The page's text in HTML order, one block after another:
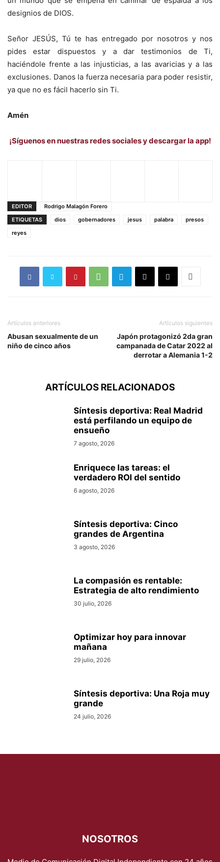
designios de DIOS.
Señor JESÚS, Tú te has entregado por nosotros y nos
pides estar dispuestos y a dar testimonios de Ti,
haciéndole frente a las injusticias, a las avaricias y a las
exclusiones. Danos la fuerza necesaria para poder resistir,
ya que no es fácil hacerlo sin Ti.
Amén
¡Síguenos en nuestras redes sociales y descargar la app!
EDITOR
Rodrigo Malagón Forero
ETIQUETAS
dios gobernadores jesus palabra
presos
reyes
Artículos anteriores
Abusan sexualmente de un
niño de cinco años
Artículos siguientes
Japón protagonizó 2da gran
campanada de Catar 2022 al
derrotar a Alemania 1-2
ARTÍCULOS RELACIONADOS
Síntesis deportiva: Real Madrid
está perfilando un equipo de
ensueño
7 agosto, 2026
Enriquece las tareas: el
verdadero ROI del sentido
6 agosto, 2026
Síntesis deportiva: Cinco
grandes de Argentina
3 agosto, 2026
La compasión es rentable:
Estrategia de alto rendimiento
30 julio, 2026
Optimizar hoy para innovar
mañana
29 julio, 2026
Síntesis deportiva: Una Roja muy
grande
24 julio, 2026
NOSOTROS